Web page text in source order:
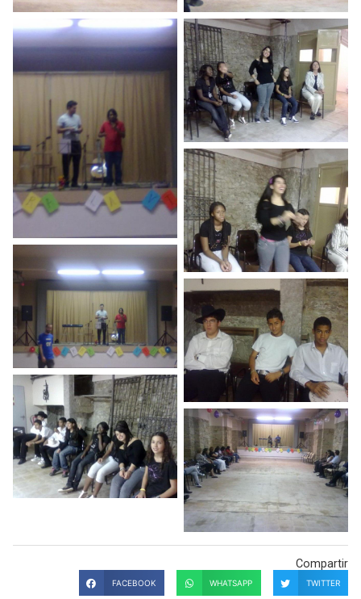
Compartir
FACEBOOK WHATSAPP TWITTER